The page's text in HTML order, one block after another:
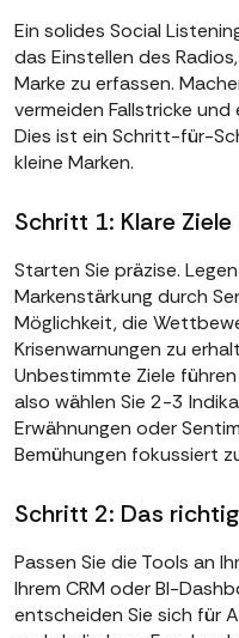
Ein solides Social
das Einstellen des
Marke zu erfassen.
vermeiden Fallstricke
Dies ist ein Schritt-für-
kleine Marken.
Schritt 1: Klare
Starten Sie präzise.
Markenstärkung durch
Möglichkeit, die
Krisenwarnungen zu
Unbestimmte Ziele
also wählen Sie 2-3
Erwähnungen oder
Bemühungen fokussiert
Schritt 2: Das
Passen Sie die Tools an
Ihrem CRM oder BI-
entscheiden Sie sich für